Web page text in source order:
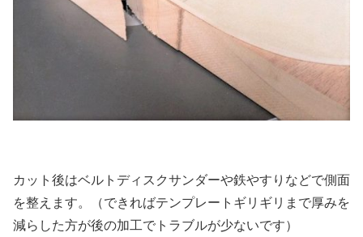
カット後はベルトディスクサンダーや鉄やすりなどで側面
を整えます。（できればテンプレートギリギリまで厚みを
減らした方が後の加工でトラブルが少ないです）